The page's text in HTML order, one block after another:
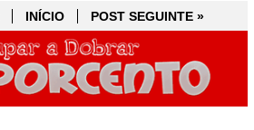
INÍCIO POST SEGUINTE »
INÍCIO POST SEGUINTE »